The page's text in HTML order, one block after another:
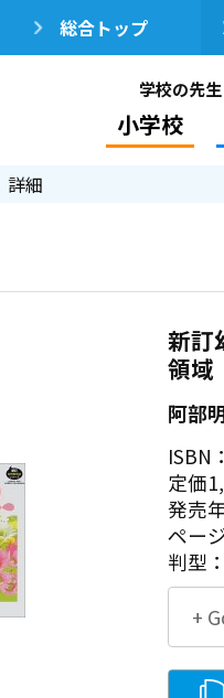
総合トップ
学校の先
小学校
詳細
新訂
領域
阿部
ISBN
定価
発売
ペー
判型
+